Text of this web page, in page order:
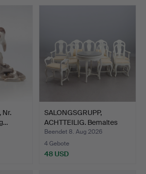
Nr.
SALONGSGRUPP,
ACHTTEILIG. Bemaltes
Holz, T…
Beendet 8. Aug 2026
4 Gebote
48 USD